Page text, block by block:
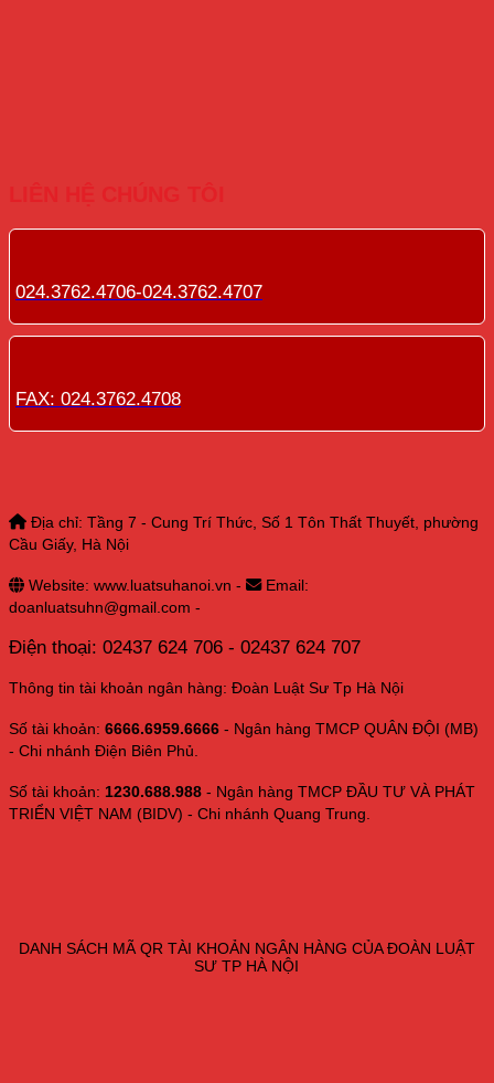
024.3762.4706-024.3762.4707
FAX: 024.3762.4708
Địa chỉ: Tầng 7 - Cung Trí Thức, Số 1 Tôn Thất Thuyết, phường
Cầu Giấy, Hà Nội
Website: www.luatsuhanoi.vn -
Email:
doanluatsuhn@gmail.com -
Điện thoại: 02437 624 706 - 02437 624 707
Thông tin tài khoản ngân hàng: Đoàn Luật Sư Tp Hà Nội
Số tài khoản: 6666.6959.6666 - Ngân hàng TMCP QUÂN ĐỘI (MB)
- Chi nhánh Điện Biên Phủ.
Số tài khoản: 1230.688.988 - Ngân hàng TMCP ĐẦU TƯ VÀ PHÁT
TRIỂN VIỆT NAM (BIDV) - Chi nhánh Quang Trung.
DANH SÁCH MÃ QR TÀI KHOẢN NGÂN HÀNG CỦA ĐOÀN LUẬT
SƯ TP HÀ NỘI